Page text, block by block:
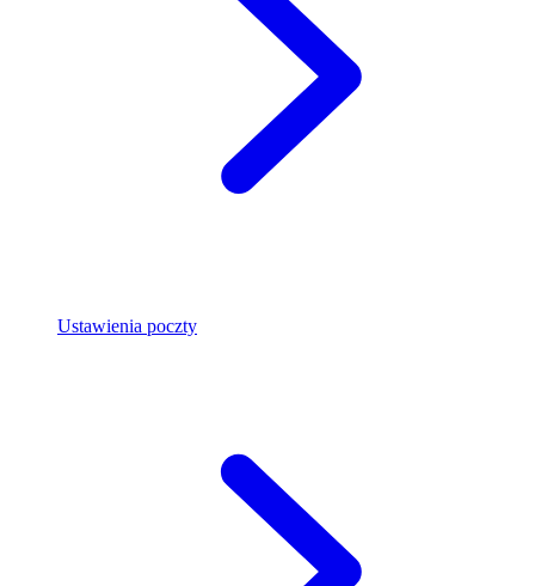
Ustawienia poczty